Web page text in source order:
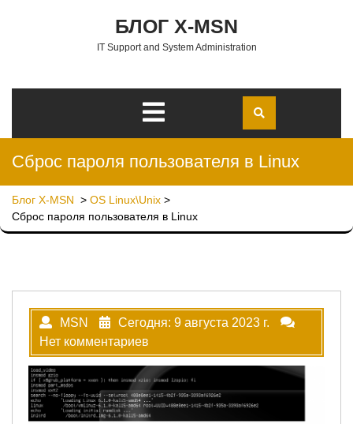
БЛОГ X-MSN
IT Support and System Administration
Открыть
Сброс пароля пользователя в Linux
Блог X-MSN > OS Linux\Unix >
Сброс пароля пользователя в Linux
MSN
Сегодня: 9 августа 2023 г.
Нет комментариев